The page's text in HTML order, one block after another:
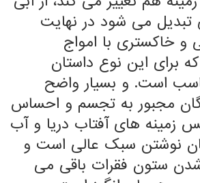
تبدیل می شود در نهایت
و خاکستری با امواج
این نوع داستان
است. و بسیار واضح
مجبور به تجسم و احساس
زمینه های آفتاب دریا و آب
نوشتن سبک عالی است و
ستون فقرات باقی می